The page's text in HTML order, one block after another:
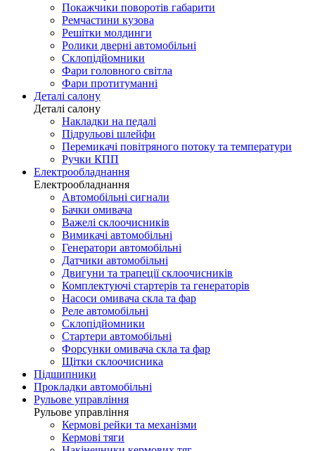
Покажчики поворотів габарити
Ремчастини кузова
Решітки молдинги
Ролики дверні автомобільні
Склопідйомники
Фари головного світла
Фари протитуманні
Деталі салону
Деталі салону
Накладки на педалі
Підрульові шлейфи
Перемикачі повітряного потоку та температури
Ручки КПП
Електрообладнання
Електрообладнання
Автомобільні сигнали
Бачки омивача
Важелі склоочисників
Вимикачі автомобільні
Генератори автомобільні
Датчики автомобільні
Двигуни та трапеції склоочисників
Комплектуючі стартерів та генераторів
Насоси омивача скла та фар
Реле автомобільні
Склопідйомники
Стартери автомобільні
Форсунки омивача скла та фар
Щітки склоочисника
Підшипники
Прокладки автомобільні
Рульове управління
Рульове управління
Кермові рейки та механізми
Кермові тяги